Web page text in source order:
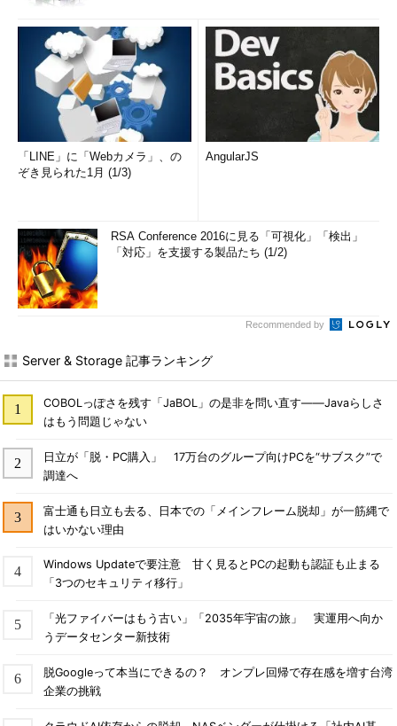
「LINE」に「Webカメラ」、の
ぞき見られた1月 (1/3)
AngularJS
RSA Conference 2016に見る「可視化」「検出」
「対応」を支援する製品たち (1/2)
Recommended by
Server & Storage 記事ランキング
COBOLっぽさを残す「JaBOL」の是非を問い直す――Javaらしさ
はもう問題じゃない
日立が「脱・PC購入」 17万台のグループ向けPCを“サブスク”で
調達へ
富士通も日立も去る、日本での「メインフレーム脱却」が一筋縄で
はいかない理由
Windows Updateで要注意 甘く見るとPCの起動も認証も止まる
「3つのセキュリティ移行」
「光ファイバーはもう古い」「2035年宇宙の旅」 実運用へ向か
うデータセンター新技術
脱Googleって本当にできるの？ オンプレ回帰で存在感を増す台湾
企業の挑戦